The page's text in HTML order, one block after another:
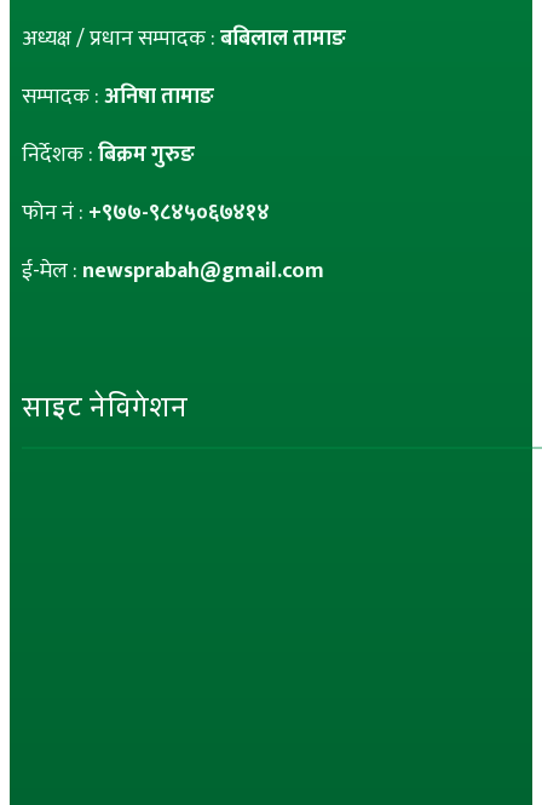
अध्यक्ष / प्रधान सम्पादक :बबिलाल तामाङ
सम्पादक :अनिषा तामाङ
निर्देशक :बिक्रम गुरुङ
फोन नं : +९७७-९८४५०६७४१४
ई-मेल : newsprabah@gmail.com
साइट नेविगेशन